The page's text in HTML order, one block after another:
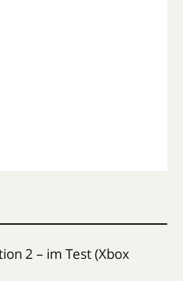
2 – im Test (Xbox